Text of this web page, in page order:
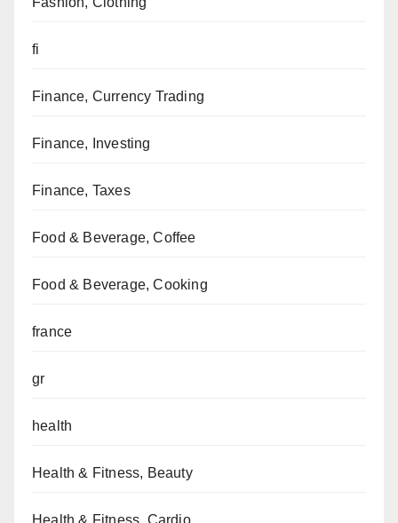
fi
Finance, Currency Trading
Finance, Investing
Finance, Taxes
Food & Beverage, Coffee
Food & Beverage, Cooking
france
gr
health
Health & Fitness, Beauty